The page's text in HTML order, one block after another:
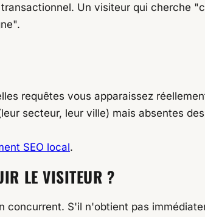
Un visiteur qui cherche
requêtes vous apparaissez
secteur, leur ville) mais absentes
SEO local.
LE VISITEUR ?
S'il n'obtient pas